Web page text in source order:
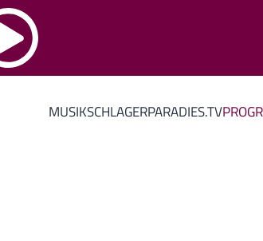
MUSIKSCHLAGERPARADIES.TV